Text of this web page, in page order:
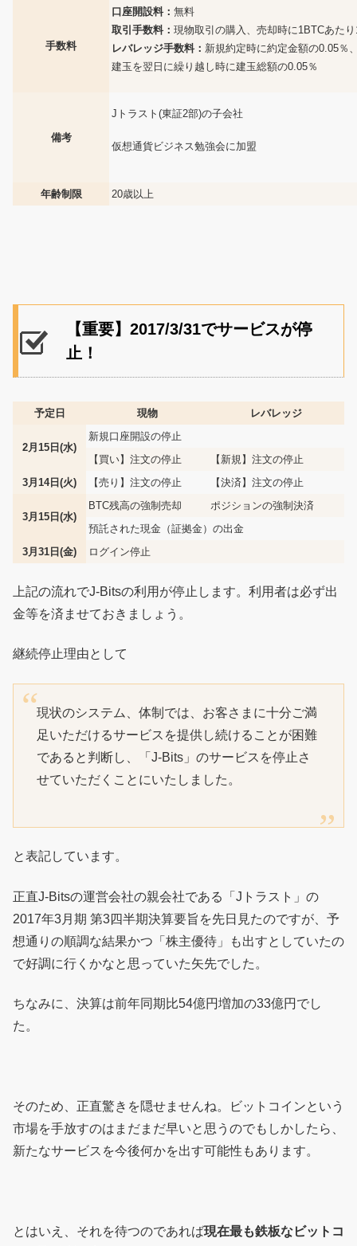
手数料
口座開設料： 無料
取引手数料： 現物取引の購入、売却時に1BTCあた
レバレッジ手数料： 新規約定時に約定金額の0.05％
建玉を翌日に繰り越し時に建玉総額の0.05％
備考
Jトラスト(東証2部)の子会社
仮想通貨ビジネス勉強会に加盟
年齢制限 20歳以上
【重要】2017/3/31でサービスが停
止！
予定日 現物 レバレッジ
2月15日(水)
新規口座開設の停止
【買い】注文の停止
【新規】注文の停止
3月14日(火)
【売り】注文の停止 【決済】注文の停止
3月15日(水)
BTC残高の強制売却
ポジションの強制決済
預託された現金（証拠金）の出金
3月31日(金)
ログイン停止
上記の流れでJ-Bitsの利用が停止します。利用者は必ず出
金等を済ませておきましょう。
継続停止理由として
現状のシステム、体制では、お客さまに十分ご満
足いただけるサービスを提供し続けることが困難
であると判断し、「J-Bits」のサービスを停止さ
せていただくことにいたしました。
と表記しています。
正直J-Bitsの運営会社の親会社である「Jトラスト」の
2017年3月期 第3四半期決算要旨を先日見たのですが、予
想通りの順調な結果かつ「株主優待」も出すとしていたの
で好調に行くかなと思っていた矢先でした。
ちなみに、決算は前年同期比54億円増加の33億円でし
た。
そのため、正直驚きを隠せませんね。ビットコインという
市場を手放すのはまだまだ早いと思うのでもしかしたら、
新たなサービスを今後何かを出す可能性もあります。
とはいえ、それを待つのであれば現在最も鉄板なビットコ